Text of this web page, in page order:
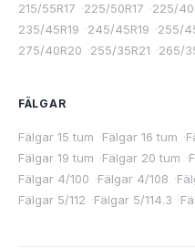
215/55R17 ·225/50R17 ·225/
235/45R19 ·245/45R19 ·255/
275/40R20 ·255/35R21 ·265/
FÄLGAR
Fälgar 15 tum ·Fälgar 16 tum ·
Fälgar 19 tum ·Fälgar 20 tum ·
Fälgar 4/100 ·Fälgar 4/108 ·
Fälgar 5/112 ·Fälgar 5/114.3 ·